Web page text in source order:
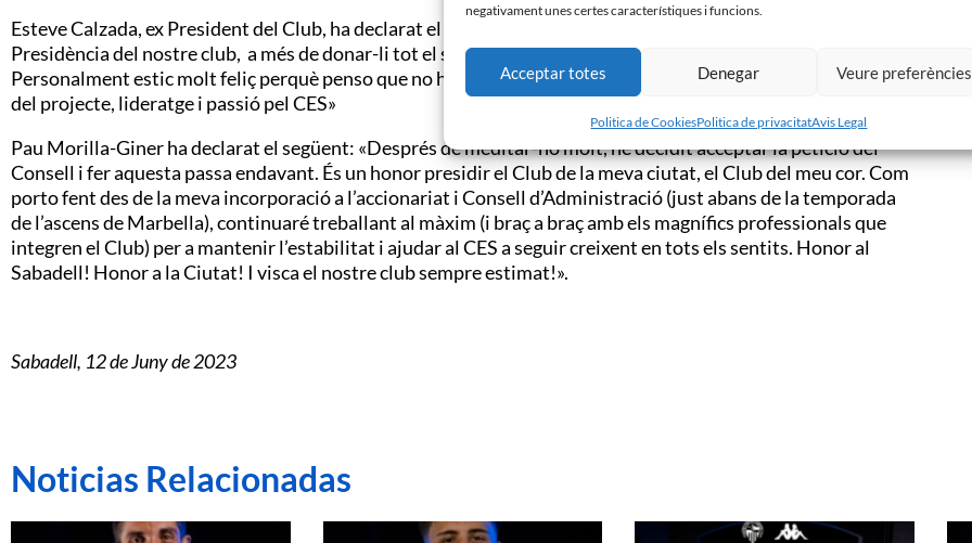
negativament unes certes característiques i funcions.
Acceptar totes Denegar Veure preferències
Politica de CookiesPolitica de privacitatAvis Legal
Esteve Calzada, ex President del Club, ha declarat el següent: «Hem d’agrair que el Pau hagi acceptat la
Presidència del nostre club, a més de donar-li tot el suport que necessiti, començant per mi mateix.
Personalment estic molt feliç perquè penso que no hi podia haver ningú millor, en termes de coneixement
del projecte, lideratge i passió pel CES»
Pau Morilla-Giner ha declarat el següent: «Després de meditar-ho molt, he decidit acceptar la petició del
Consell i fer aquesta passa endavant. És un honor presidir el Club de la meva ciutat, el Club del meu cor. Com
porto fent des de la meva incorporació a l’accionariat i Consell d’Administració (just abans de la temporada
de l’ascens de Marbella), continuaré treballant al màxim (i braç a braç amb els magnífics professionals que
integren el Club) per a mantenir l’estabilitat i ajudar al CES a seguir creixent en tots els sentits. Honor al
Sabadell! Honor a la Ciutat! I visca el nostre club sempre estimat!».
Sabadell, 12 de Juny de 2023
Noticias Relacionadas